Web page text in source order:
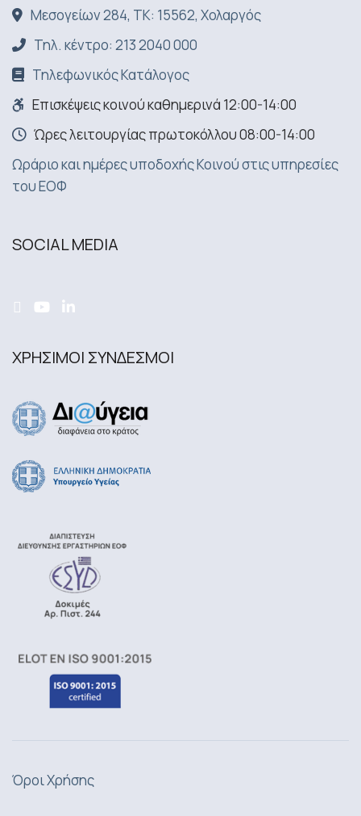
Μεσογείων 284, ΤΚ: 15562, Χολαργός
Τηλ. κέντρο: 213 2040 000
Τηλεφωνικός Κατάλογος
Επισκέψεις κοινού καθημερινά 12:00-14:00
Ώρες λειτουργίας πρωτοκόλλου 08:00-14:00
Ωράριο και ημέρες υποδοχής Κοινού στις υπηρεσίες
του ΕΟΦ
SOCIAL MEDIA
ΧΡΗΣΙΜΟΙ ΣΥΝΔΕΣΜΟΙ
Όροι Χρήσης